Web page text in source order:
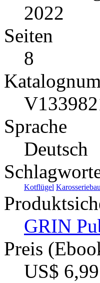
2022
Seiten
8
Sprache
Deutsch
Kotflügel Karosseriebau
GRIN
Preis
US$ 6,99